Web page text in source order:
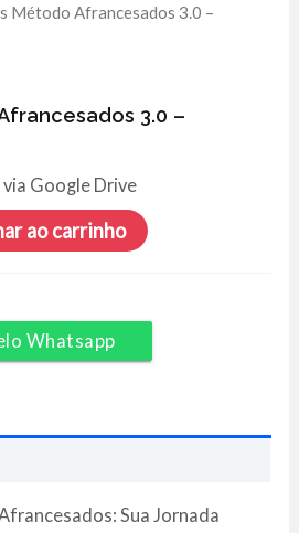
Método Afrancesados 3.0 –
3.0 –
Google Drive
ao carrinho
Whatsapp
Sua Jornada